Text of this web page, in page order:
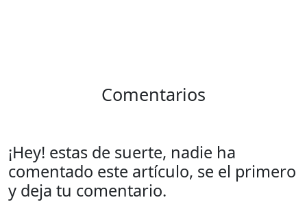
Comentarios
¡Hey! estas de suerte, nadie ha
comentado este artículo, se el primero
y deja tu comentario.